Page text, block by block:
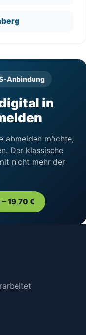
Anbindung
in
abmelden möchte,
Der klassische
nicht mehr der
19,70 €